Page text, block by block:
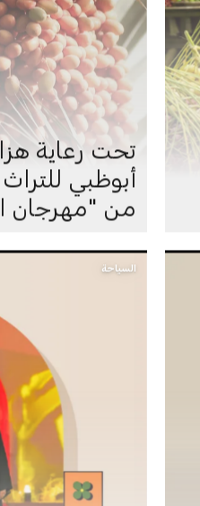
تحت رعاية
أبوظبي
من "مهرجان
السياحة